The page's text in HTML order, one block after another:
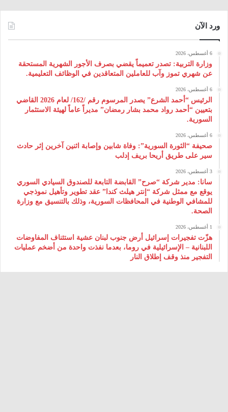
ورد الآن
6 أغسطس، 2026
وزارة التربية: تصدر تعميماً يقضي بصرف الأجور الشهرية المستحقة
عن شهري تموز وآب للعاملين المتعاقدين في الوظائف التعليمية.
6 أغسطس، 2026
الرئيس “أحمد الشرع” يصدر المرسوم رقم /162/ لعام 2026 ‌القاضي
بتعيين “أحمد رواد محمد بشار رمضان” مديراً عاماً لهيئة ‌الاستثمار
السورية.
6 أغسطس، 2026
صحيفة “الثورة السورية”: وفاة شابين وإصابة اثنين آخرين إثر حادث
سير على طريق أريحا بريف إدلب
3 أغسطس، 2026
سانا: مدير شركة “صرح” القابضة التابعة للصندوق السيادي السوري
يوقع مع ممثل شركة “إنتر هيلث كندا” عقد تطوير وتأهيل نموذجي
للمشافي الوطنية في المحافظات السورية، وذلك بالتنسيق مع وزارة
الصحة.
1 أغسطس، 2026
هزّت تفجيرات إسرائيل أرض جنوب لبنان عشية استئناف المفاوضات
اللبنانية – الإسرائيلية في روما، بعدما نفذت واحدة من أضخم عمليات
التفجير منذ وقف إطلاق النار